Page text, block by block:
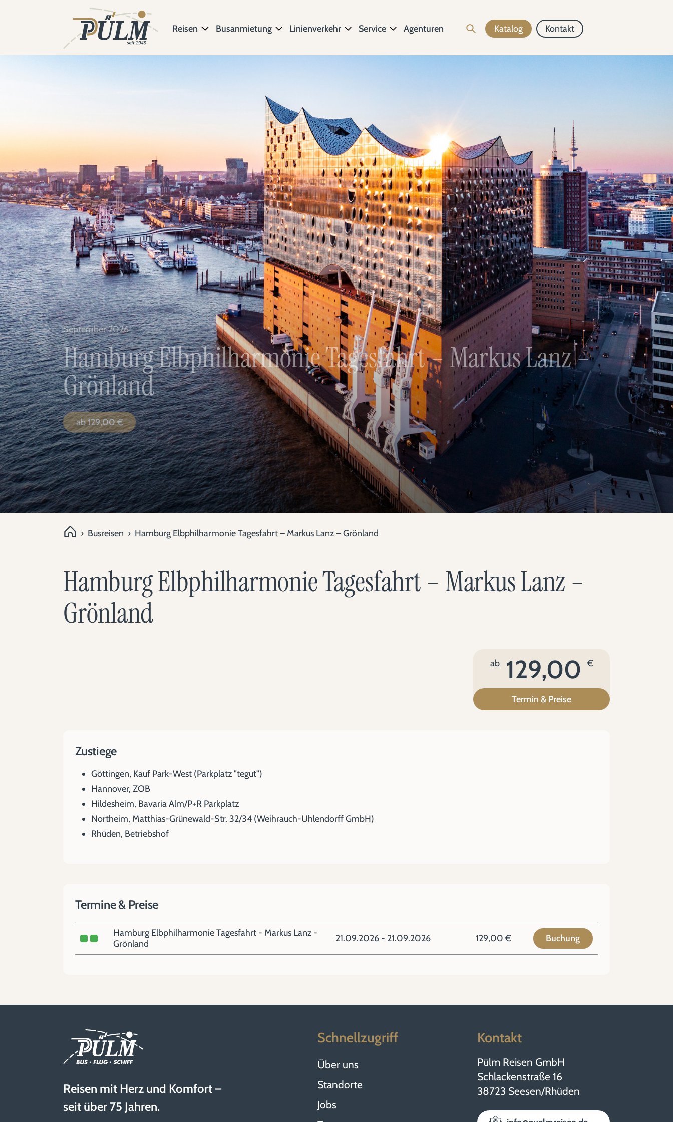
Reisen Busanmietung Linienverkehr Service Agenturen Katalog Kontakt
September 2026
Hamburg Elbphilharmonie Tagesfahrt – Markus Lanz –
Grönland
ab129,00€
› Busreisen › Hamburg Elbphilharmonie Tagesfahrt – Markus Lanz – Grönland
Hamburg Elbphilharmonie Tagesfahrt – Markus Lanz –
Grönland
ab 129,00 €
Termin & Preise
Zustiege
Göttingen, Kauf Park-West (Parkplatz "tegut")
Hannover, ZOB
Hildesheim, Bavaria Alm/P+R Parkplatz
Northeim, Matthias-Grünewald-Str. 32/34 (Weihrauch-Uhlendorff GmbH)
Rhüden, Betriebshof
Termine & Preise
Hamburg Elbphilharmonie Tagesfahrt - Markus Lanz -
Grönland
21.09.2026 - 21.09.2026 129,00 € Buchung
Reisen mit Herz und Komfort –
seit über 75 Jahren.
Schnellzugriff
Über uns
Standorte
Jobs
Kontakt
Pülm Reisen GmbH
Schlackenstraße 16
38723 Seesen/Rhüden